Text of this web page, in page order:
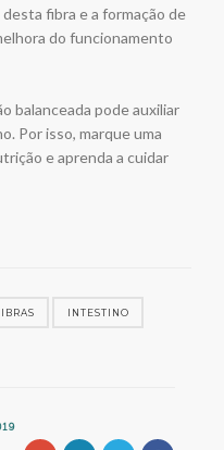
fibra e a formação de
do funcionamento
balanceada pode auxiliar
Por isso, marque uma
e aprenda a cuidar
INTESTINO